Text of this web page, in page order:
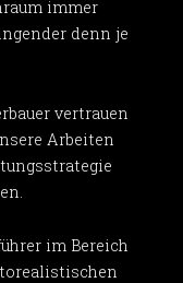
immer
denn je
vertrauen
Arbeiten
im Bereich